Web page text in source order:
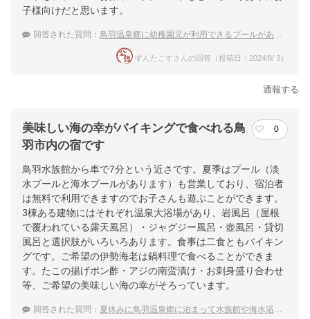
子様向けだと思います。
回答された質問： 鳥羽温泉郷に幼稚園児が利用できるプールがある宿はありますか？
ずんたこすさんの回答（投稿日：2024/8/ 3）
通報する
美味しい海の幸がバイキングで食べれる鳥
羽市内の宿です
0
鳥羽水族館から車で7分という近さです。夏季はプール（淡
水プールと海水プールがあります）も営業しており、宿泊者
は無料で利用できますのでお子さんも遊ぶことができます。
3棟ある建物にはそれぞれ温泉大浴場があり、岩風呂（屋根
で覆われている露天風呂）・ジャグジー風呂・壺風呂・貸切
風呂と選択肢がいろいろあります。食事は二食ともバイキン
グです。ご希望の伊勢海老は鍋料理で食べることができま
す。たこの揚げポン酢・アジの南蛮漬け・お刺身盛り合わせ
等、ご希望の美味しい海の幸がそろっています。
回答された質問： 夏休みに鳥羽温泉郷に泊まって水族館や海水浴を満喫！子連れにおすすめの宿